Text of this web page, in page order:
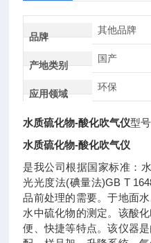
品牌
其他品牌
产地类别
国产
应用领域
环保
水质硫化物-酸化吹气仪型
水质硫化物-酸化吹气仪
是我公司根据国家标准：
光光度法(碘量法)GB T
品前处理的需要。于地面
水中硫化物的测定。该酸
便、快捷等特点。该仪器